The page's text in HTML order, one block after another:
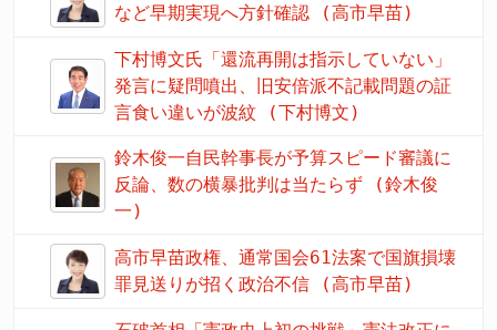
など早期実現へ方針確認 (高市早苗)
下村博文氏「還流再開は指示していない」
発言に疑問噴出、旧安倍派不記載問題の証
言食い違いが波紋 (下村博文)
鈴木俊一自民幹事長が予算スピード審議に
反論、数の横暴批判は当たらず (鈴木俊
一)
高市早苗政権、通常国会61法案で国旗損壊
罪見送りが招く政治不信 (高市早苗)